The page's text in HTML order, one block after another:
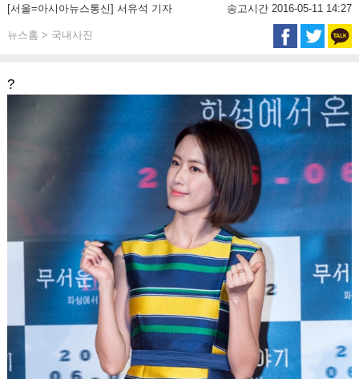
[서울=아시아뉴스통신] 서유석 기자 송고시간 2016-05-11 14:27
뉴스홈 > 국내사진
?